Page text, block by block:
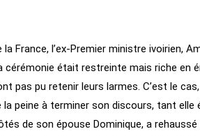
France, l’ex-Premier ministre ivoirien,
cérémonie était restreinte mais riche en
pas pu retenir leurs larmes. C’est le
la peine à terminer son discours, tant elle
de son épouse Dominique, a rehaussé